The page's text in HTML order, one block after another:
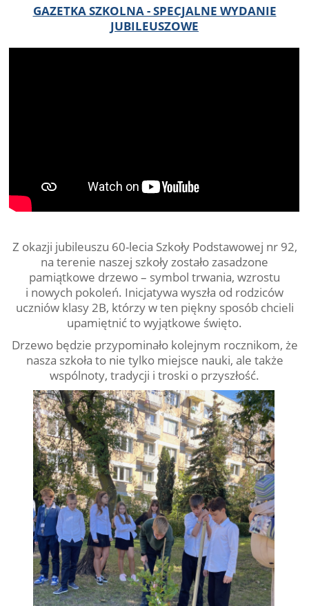
GAZETKA SZKOLNA - SPECJALNE WYDANIE
JUBILEUSZOWE
Z okazji jubileuszu 60-lecia Szkoły Podstawowej nr 92,
na terenie naszej szkoły zostało zasadzone
pamiątkowe drzewo – symbol trwania, wzrostu
i nowych pokoleń. Inicjatywa wyszła od rodziców
uczniów klasy 2B, którzy w ten piękny sposób chcieli
upamiętnić to wyjątkowe święto.
Drzewo będzie przypominało kolejnym rocznikom, że
nasza szkoła to nie tylko miejsce nauki, ale także
wspólnoty, tradycji i troski o przyszłość.